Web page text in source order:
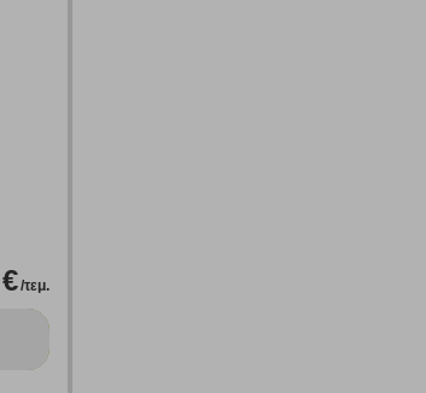
/τεμ.
τα προϊόντα που επιθυμείτε, με κόμμα ανάμεσά τους, και
κουμπί "Αναζήτηση". Θα εμφανιστούν αποτελέσματα από
Κατηγορίες και για κάθε προϊόν.
δεδομένα σύνδεσης και πληροφορίες σχετικές με
σας. Τα cookies είναι μικρά αρχεία κειμένου
στην ιστοσελίδα και βελτιώνοντας την εμπειρία
του ιστότοπου είναι η μόνη ενεργοποιημένη. Έχετε
να γνωρίζετε ότι αποκλεισμός ορισμένων κατηγοριών